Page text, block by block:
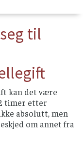
til
kan det være
timer etter
absolutt, men
om annet fra